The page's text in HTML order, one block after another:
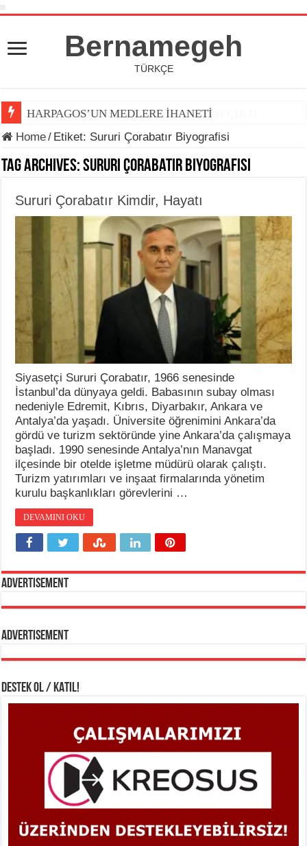
Bernamegeh
TÜRKÇE
HARPAGOS’UN MEDLERE İHANETİ
Home/ Etiket: Sururi Çorabatır Biyografisi
Tag Archives:Sururi Çorabatır Biyografisi
Sururi Çorabatır Kimdir, Hayatı
Siyasetçi Sururi Çorabatır, 1966 senesinde
İstanbul’da dünyaya geldi. Babasının subay olması
nedeniyle Edremit, Kıbrıs, Diyarbakır, Ankara ve
Antalya’da yaşadı. Üniversite öğrenimini Ankara’da
gördü ve turizm sektöründe yine Ankara’da çalışmaya
başladı. 1990 senesinde Antalya’nın Manavgat
ilçesinde bir otelde işletme müdürü olarak çalıştı.
Turizm yatırımları ve inşaat firmalarında yönetim
kurulu başkanlıkları görevlerini …
DEVAMINI OKU
Advertisement
Advertisement
DESTEK OL / KATIL!